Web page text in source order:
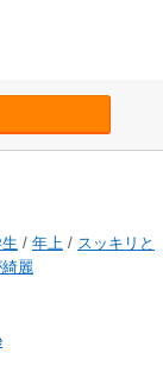
/ 年上 / スッキリと
麗